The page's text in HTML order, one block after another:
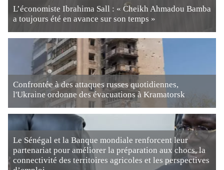
L’économiste Ibrahima Sall : « Cheikh Ahmadou Bamba
a toujours été en avance sur son temps »
Confrontée à des attaques russes quotidiennes,
l'Ukraine ordonne des évacuations à Kramatorsk
Le Sénégal et la Banque mondiale renforcent leur
partenariat pour améliorer la préparation aux chocs, la
connectivité des territoires agricoles et les perspectives